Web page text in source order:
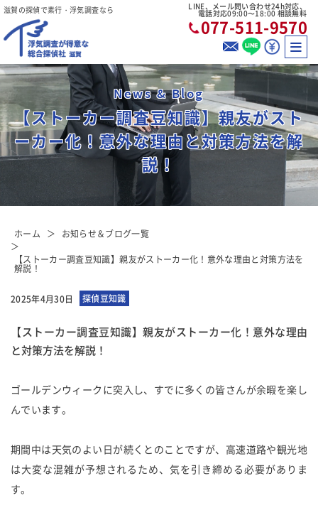
滋賀の探偵で素行・浮気調査なら LINE、メール問い合わせ24h対応、
電話対応09:00〜18:00 相談無料
077-511-9570
News & Blog
【ストーカー調査豆知識】親友がスト
ーカー化！意外な理由と対策方法を解
説！
ホーム お知らせ＆ブログ一覧
【ストーカー調査豆知識】親友がストーカー化！意外な理由と対策方法を
解説！
2025年4月30日 探偵豆知識
【ストーカー調査豆知識】親友がストーカー化！意外な理由
と対策方法を解説！
ゴールデンウィークに突入し、すでに多くの皆さんが余暇を楽し
んでいます。
期間中は天気のよい日が続くとのことですが、高速道路や観光地
は大変な混雑が予想されるため、気を引き締める必要がありま
す。